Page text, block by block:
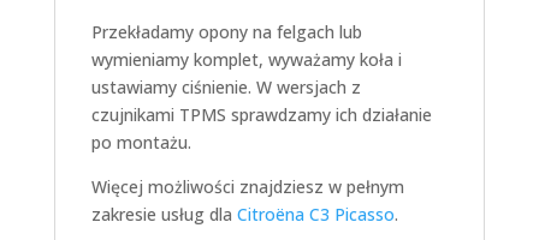
Przekładamy opony na felgach lub
wymieniamy komplet, wyważamy koła i
ustawiamy ciśnienie. W wersjach z
czujnikami TPMS sprawdzamy ich działanie
po montażu.
Więcej możliwości znajdziesz w pełnym
zakresie usług dla Citroëna C3 Picasso.